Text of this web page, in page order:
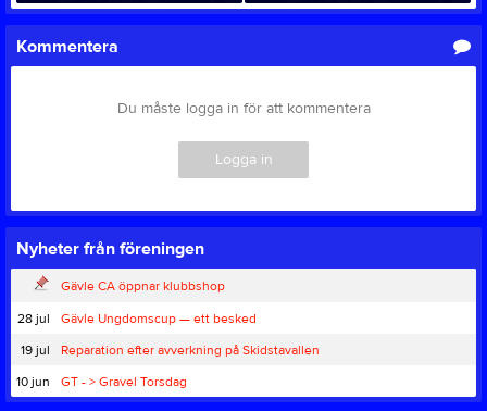
Kommentera
Du måste logga in för att kommentera
Logga in
Nyheter från föreningen
Gävle CA öppnar klubbshop
28 jul
Gävle Ungdomscup — ett besked
19 jul
Reparation efter avverkning på Skidstavallen
10 jun
GT - > Gravel Torsdag